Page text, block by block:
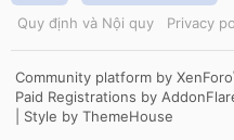
Quy định và Nội quy
Privacy
Community platform by XenForo
Paid Registrations by
Style by ThemeHouse